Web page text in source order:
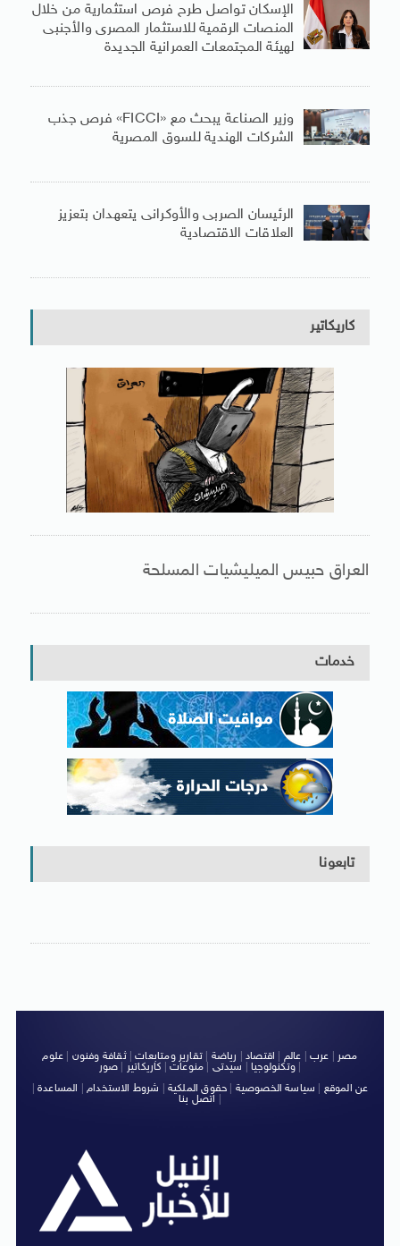
الإسكان تواصل طرح فرص استثمارية من خلال
المنصات الرقمية للاستثمار المصرى والأجنبى
لهيئة المجتمعات العمرانية الجديدة
وزير الصناعة يبحث مع «FICCI» فرص جذب
الشركات الهندية للسوق المصرية
الرئيسان الصربى والأوكرانى يتعهدان بتعزيز
العلاقات الاقتصادية
كاريكاتير
العراق حبيس الميليشيات المسلحة
خدمات
تابعونا
مصر عرب عالم اقتصاد رياضة |تقارير ومتابعات|ثقافة وفنون
علوم
وتكنولوجيا| سيدتى منوعات كاريكاتير صور
|
عن الموقع
سياسة الخصوصية حقوق الملكية شروط الاستخدام| المساعدة|
اتصل بنا